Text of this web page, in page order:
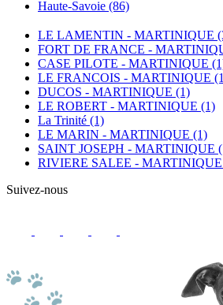
Haute-Savoie (86)
LE LAMENTIN - MARTINIQUE
FORT DE FRANCE -
CASE PILOTE - MARTINIQUE
LE FRANCOIS - MARTINIQUE
DUCOS - MARTINIQUE (1)
LE ROBERT - MARTINIQUE (1)
La Trinité (1)
LE MARIN - MARTINIQUE (1)
SAINT JOSEPH - MARTINIQUE
RIVIERE SALEE - MARTINIQUE
Suivez-nous